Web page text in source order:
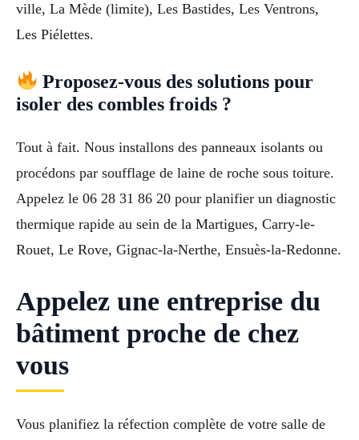
ville, La Mède (limite), Les Bastides, Les Ventrons,
Les Piélettes.
Proposez-vous des solutions pour
isoler des combles froids ?
Tout à fait. Nous installons des panneaux isolants ou
procédons par soufflage de laine de roche sous toiture.
Appelez le 06 28 31 86 20 pour planifier un diagnostic
thermique rapide au sein de la Martigues, Carry-le-
Rouet, Le Rove, Gignac-la-Nerthe, Ensuès-la-Redonne.
Appelez une entreprise du
bâtiment proche de chez
vous
Vous planifiez la réfection complète de votre salle de